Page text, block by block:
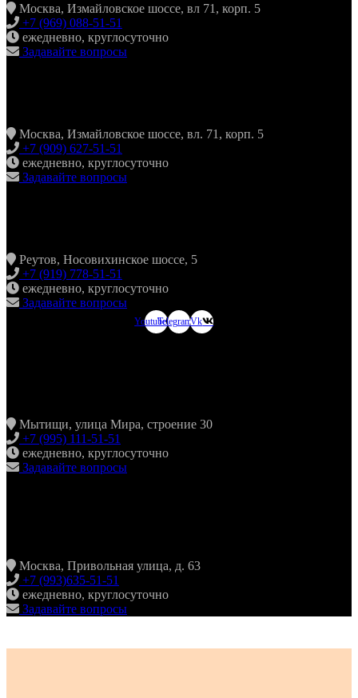
Москва, Измайловское шоссе, вл 71, корп. 5
+7 (969) 088-51-51
ежедневно, круглосуточно
Задавайте вопросы
Москва, Измайловское шоссе, вл. 71, корп. 5
+7 (909) 627-51-51
ежедневно, круглосуточно
Задавайте вопросы
Реутов, Носовихинское шоссе, 5
+7 (919) 778-51-51
ежедневно, круглосуточно
Задавайте вопросы
YoutubeTelegramVk
Мытищи, улица Мира, строение 30
+7 (995) 111-51-51
ежедневно, круглосуточно
Задавайте вопросы
Москва, Привольная улица, д. 63
+7 (993)635-51-51
ежедневно, круглосуточно
Задавайте вопросы